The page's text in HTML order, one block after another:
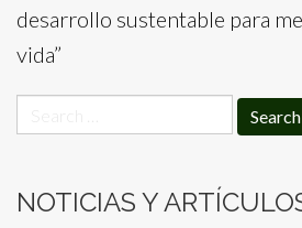
desarrollo sustentable para
vida”
for:
NOTICIAS Y